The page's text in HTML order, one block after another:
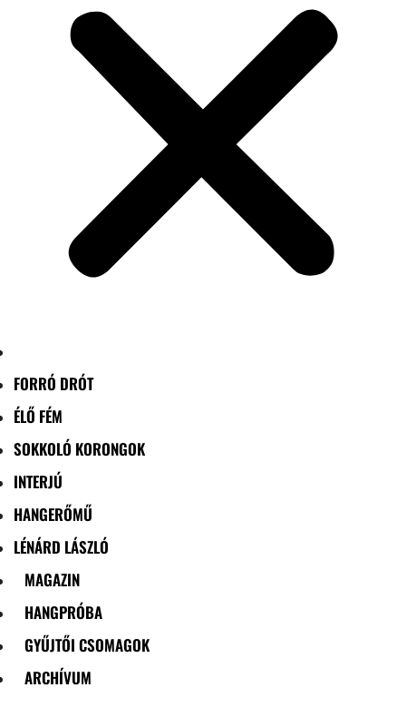
FORRÓ DRÓT
ÉLŐ FÉM
SOKKOLÓ KORONGOK
INTERJÚ
HANGERŐMŰ
LÉNÁRD LÁSZLÓ
MAGAZIN
HANGPRÓBA
GYŰJTŐI CSOMAGOK
ARCHÍVUM